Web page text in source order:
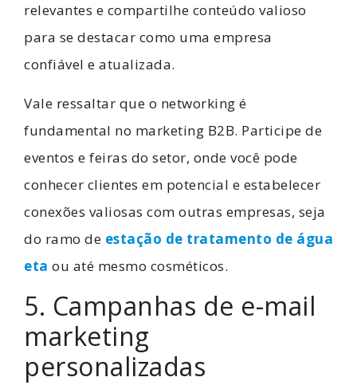
relevantes e compartilhe conteúdo valioso
para se destacar como uma empresa
confiável e atualizada.
Vale ressaltar que o networking é
fundamental no marketing B2B. Participe de
eventos e feiras do setor, onde você pode
conhecer clientes em potencial e estabelecer
conexões valiosas com outras empresas, seja
do ramo de estação de tratamento de água
eta ou até mesmo cosméticos.
5. Campanhas de e-mail
marketing
personalizadas